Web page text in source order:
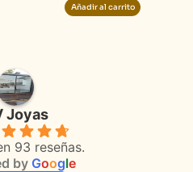
Añadir al carrito
Joyas
93 reseñas.
by Google